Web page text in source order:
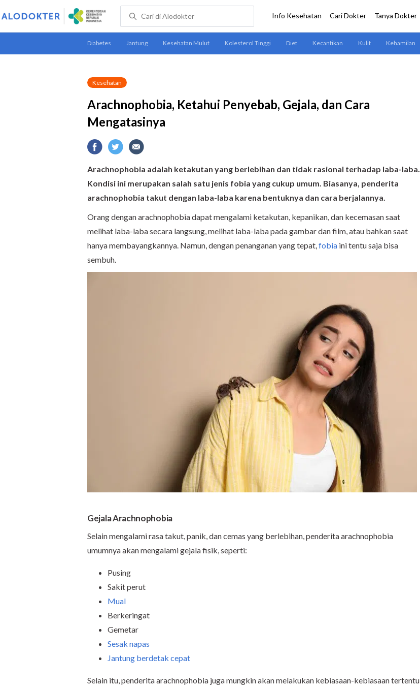
Kesehatan
Arachnophobia, Ketahui Penyebab, Gejala, dan Cara
Mengatasinya
Arachnophobia adalah ketakutan yang berlebihan dan tidak rasional terhadap laba-laba.
Kondisi ini merupakan salah satu jenis fobia yang cukup umum. Biasanya, penderita
arachnophobia takut dengan laba-laba karena bentuknya dan cara berjalannya.
Orang dengan arachnophobia dapat mengalami ketakutan, kepanikan, dan kecemasan saat
melihat laba-laba secara langsung, melihat laba-laba pada gambar dan film, atau bahkan saat
hanya membayangkannya. Namun, dengan penanganan yang tepat,fobia ini tentu saja bisa
sembuh.
Gejala Arachnophobia
Selain mengalami rasa takut, panik, dan cemas yang berlebihan, penderita arachnophobia
umumnya akan mengalami gejala fisik, seperti:
Pusing
Sakit perut
Mual
Berkeringat
Gemetar
Sesak napas
Jantung berdetak cepat
Selain itu, penderita arachnophobia juga mungkin akan melakukan kebiasaan-kebiasaan tertentu